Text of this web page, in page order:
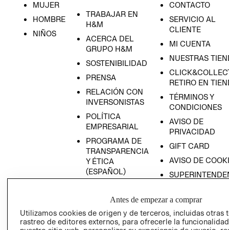
MUJER
HOMBRE
NIÑOS
TRABAJAR EN
H&M
ACERCA DEL
GRUPO H&M
SOSTENIBILIDAD
PRENSA
RELACIÓN CON
INVERSONISTAS
POLÍTICA
EMPRESARIAL
PROGRAMA DE
TRANSPARENCIA
Y ÉTICA
(ESPAÑOL)
TRANSPARENCIA
CONTACTO
SERVICIO AL
CLIENTE
MI CUENTA
NUESTRAS
RETIRO EN
TÉRMINOS Y
CONDICIONES
AVISO DE
PRIVACIDAD
GIFT CARD
AVISO DE
PETICIONES
QUEJAS Y
Antes de empezar a comprar
Utilizamos cookies de origen y de terceros, incluidas otras
rastreo de editores externos, para ofrecerle la